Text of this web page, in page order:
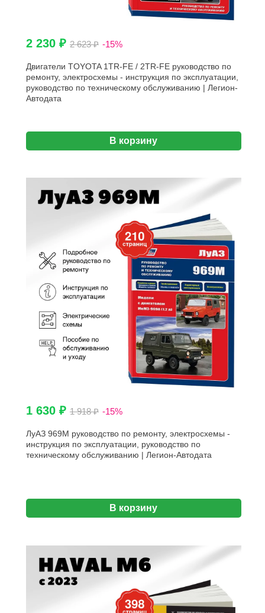
2 230 ₽ 2 623 ₽ -15%
Двигатели TOYOTA 1TR-FE / 2TR-FE руководство по
ремонту, электросхемы - инструкция по эксплуатации,
руководство по техническому обслуживанию | Легион-
Aвтодата
В корзину
1 630 ₽ 1 918 ₽ -15%
ЛуАЗ 969М руководство по ремонту, электросхемы -
инструкция по эксплуатации, руководство по
техническому обслуживанию | Легион-Автодата
В корзину